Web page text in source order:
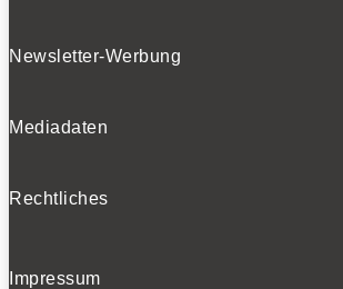
Newsletter-Werbung
Mediadaten
Rechtliches
Impressum